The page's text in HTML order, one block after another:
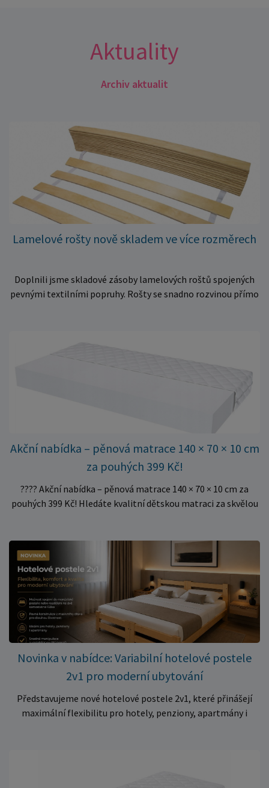
Aktuality
Archiv aktualit
Lamelové rošty nově skladem ve více rozměrech
Doplnili jsme skladové zásoby lamelových roštů spojených
pevnými textilními popruhy. Rošty se snadno rozvinou přímo
množství kusů, proto můžeme objednávky rychle expedovat.
Vyberte si vhodný rozměr a dopřejte své matraci kvalitní
podklad za výhodnou cenu.
Akční nabídka – pěnová matrace 140 × 70 × 10 cm
za pouhých 399 Kč!
???? Akční nabídka – pěnová matrace 140 × 70 × 10 cm za
pouhých 399 Kč! Hledáte kvalitní dětskou matraci za skvělou
✅ Pohodlné pěnové jádro pro komfortní spánek dítěte ✅
Skvělá volba do dětských postýlek ✅ Výjimečně výhodná cena
– jen 399 Kč Využijte této mimořádné nabídky a pořiďte
kvalitní matraci za cenu, která patří k nejvýhodnějším na
trhu. Akce platí pouze do vyprodání zásob. Nakupujte chytře a
ušetřete!
Novinka v nabídce: Variabilní hotelové postele
2v1 pro moderní ubytování
Představujeme nové hotelové postele 2v1, které přinášejí
maximální flexibilitu pro hotely, penziony, apartmány i